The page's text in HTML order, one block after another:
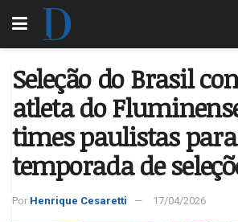
Seleção do Brasil
atleta do
times paulistas
temporada de
Por Henrique Cesaretti 17/04/2026